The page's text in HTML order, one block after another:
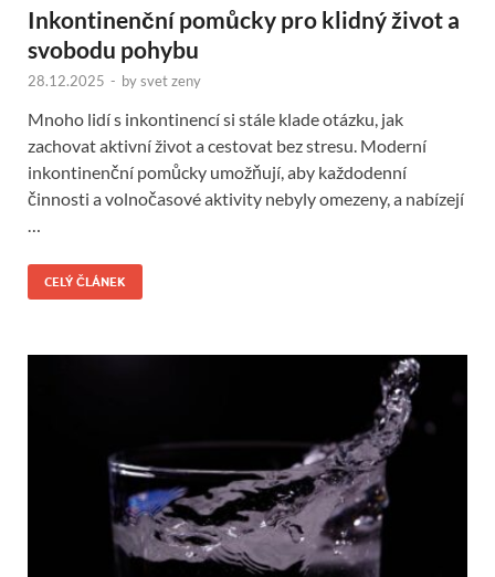
Inkontinenční pomůcky pro klidný život a
svobodu pohybu
28.12.2025 - bysvet zeny
Mnoho lidí s inkontinencí si stále klade otázku, jak
zachovat aktivní život a cestovat bez stresu. Moderní
inkontinenční pomůcky umožňují, aby každodenní
činnosti a volnočasové aktivity nebyly omezeny, a nabízejí
CELÝ ČLÁNEK